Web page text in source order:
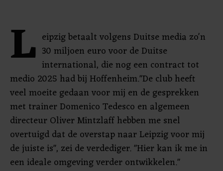
L eipzig betaalt volgens Duitse media zo'n
30 miljoen euro voor de Duitse
international, die nog een contract tot
medio 2025 had bij Hoffenheim."De club heeft
veel moeite gedaan voor mij en de gesprekken
met trainer Domenico Tedesco en algemeen
directeur Oliver Mintzlaff hebben me snel
overtuigd dat de overstap naar Leipzig voor mij
de juiste is", zei de verdediger. "Hier kan ik me in
een ideale omgeving verder ontwikkelen."